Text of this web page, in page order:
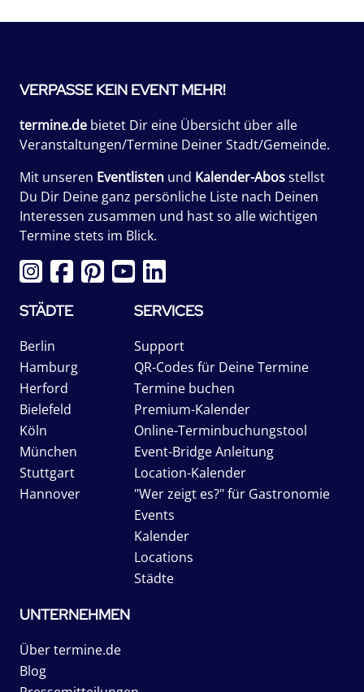
VERPASSE KEIN EVENT MEHR!
termine.de bietet Dir eine Übersicht über alle
Veranstaltungen/Termine Deiner Stadt/Gemeinde.
Mit unseren Eventlisten und Kalender-Abosstellst
Du Dir Deine ganz persönliche Liste nach Deinen
Interessen zusammen und hast so alle wichtigen
Termine stets im Blick.
STÄDTE
Berlin
Hamburg
Herford
Bielefeld
Köln
München
Stuttgart
Hannover
SERVICES
Support
QR-Codes für Deine Termine
Termine buchen
Premium-Kalender
Online-Terminbuchungstool
Event-Bridge Anleitung
Location-Kalender
"Wer zeigt es?" für Gastronomie
Events
Kalender
Locations
Städte
UNTERNEHMEN
Über termine.de
Blog